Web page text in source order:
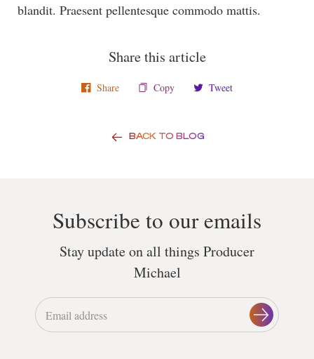
blandit. Praesent pellentesque commodo mattis.
Share this article
Share Copy Tweet
BACK TO BLOG
Subscribe to our emails
Stay update on all things Producer
Michael